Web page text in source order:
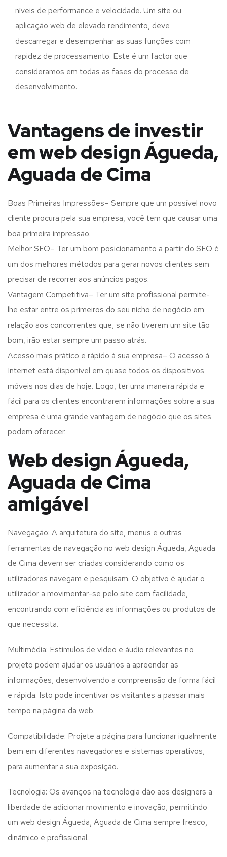
níveis de performance e velocidade. Um site ou
aplicação web de elevado rendimento, deve
descarregar e desempenhar as suas funções com
rapidez de processamento. Este é um factor que
consideramos em todas as fases do processo de
desenvolvimento.
Vantagens de investir
em web design Águeda,
Aguada de Cima
Boas Primeiras Impressões– Sempre que um possível novo
cliente procura pela sua empresa, você tem que causar uma
boa primeira impressão.
Melhor SEO– Ter um bom posicionamento a partir do SEO é
um dos melhores métodos para gerar novos clientes sem
precisar de recorrer aos anúncios pagos.
Vantagem Competitiva– Ter um site profissional permite-
lhe estar entre os primeiros do seu nicho de negócio em
relação aos concorrentes que, se não tiverem um site tão
bom, irão estar sempre um passo atrás.
Acesso mais prático e rápido à sua empresa– O acesso à
Internet está disponível em quase todos os dispositivos
móveis nos dias de hoje. Logo, ter uma maneira rápida e
fácil para os clientes encontrarem informações sobre a sua
empresa é uma grande vantagem de negócio que os sites
podem oferecer.
Web design Águeda,
Aguada de Cima
amigável
Navegação: A arquitetura do site, menus e outras
ferramentas de navegação no web design Águeda, Aguada
de Cima devem ser criadas considerando como os
utilizadores navegam e pesquisam. O objetivo é ajudar o
utilizador a movimentar-se pelo site com facilidade,
encontrando com eficiência as informações ou produtos de
que necessita.
Multimédia: Estímulos de vídeo e áudio relevantes no
projeto podem ajudar os usuários a apreender as
informações, desenvolvendo a compreensão de forma fácil
e rápida. Isto pode incentivar os visitantes a passar mais
tempo na página da web.
Compatibilidade: Projete a página para funcionar igualmente
bem em diferentes navegadores e sistemas operativos,
para aumentar a sua exposição.
Tecnologia: Os avanços na tecnologia dão aos designers a
liberdade de adicionar movimento e inovação, permitindo
um web design Águeda, Aguada de Cima sempre fresco,
dinâmico e profissional.